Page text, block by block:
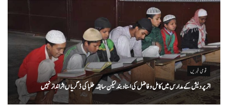
قومی خبریں
اتر پردیش کےمدارس میں کامل و فاضل کی اسناد بند لیکن سابقہ طلبا کی ڈگریا ں اثرانداز نہیں